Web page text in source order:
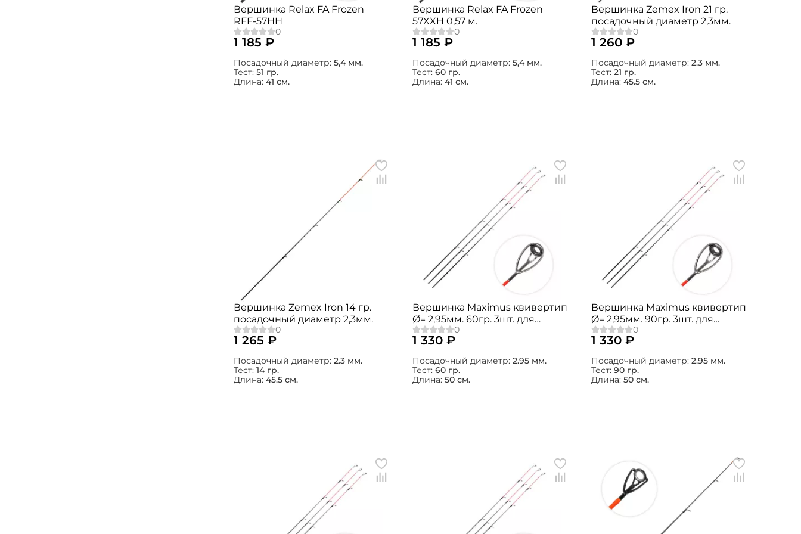
Вершинка Relax FA Frozen
RFF-57HH
1 185 ₽
Посадочный диаметр: 5,4 мм.
Тест: 51 гр.
Длина: 41 см.
Вершинка Relax FA Frozen
57XXH 0,57 м.
1 185 ₽
Посадочный диаметр: 5,4 мм.
Тест: 60 гр.
Длина: 41 см.
Вершинка Zemex Iron 21 гр.
посадочный диаметр 2,3мм.
1 260 ₽
Посадочный диаметр: 2.3 мм.
Тест: 21 гр.
Длина: 45.5 см.
Вершинка Zemex Iron 14 гр.
посадочный диаметр 2,3мм.
1 265 ₽
Посадочный диаметр: 2.3 мм.
Тест: 14 гр.
Длина: 45.5 см.
Вершинка Maximus квивертип
Ø= 2,95мм. 60гр. 3шт. для
Agent-X / Jasper / Integro
1 330 ₽
Посадочный диаметр: 2.95 мм.
Тест: 60 гр.
Длина: 50 см.
Вершинка Maximus квивертип
Ø= 2,95мм. 90гр. 3шт. для
Agent-X / Jasper / Integro
1 330 ₽
Посадочный диаметр: 2.95 мм.
Тест: 90 гр.
Длина: 50 см.